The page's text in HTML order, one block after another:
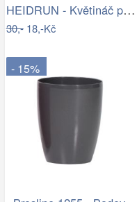
HEIDRUN - Květináč plast 13x13cm různé…
30,-18,-Kč
- 15%